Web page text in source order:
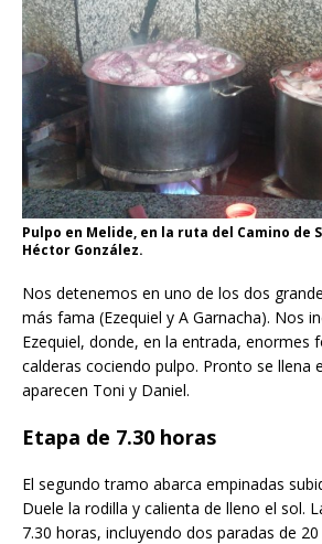
Pulpo en Melide, en la ruta del Camino de
Héctor González.
Nos detenemos en uno de los dos
más fama (Ezequiel y A Garnacha). Nos
Ezequiel, donde, en la entrada, enormes
calderas cociendo pulpo. Pronto se llena
aparecen Toni y Daniel.
Etapa de 7.30 horas
El segundo tramo abarca empinadas
Duele la rodilla y calienta de lleno el sol.
7.30 horas, incluyendo dos paradas de